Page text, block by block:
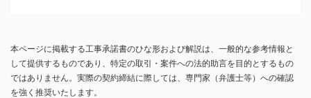
本ページに掲載する工事承諾書のひな形および解説は、一般的な参考情報と
して提供するものであり、特定の取引・案件への法的助言を目的とするもの
ではありません。実際の契約締結に際しては、専門家（弁護士等）への確認
を強く推奨いたします。